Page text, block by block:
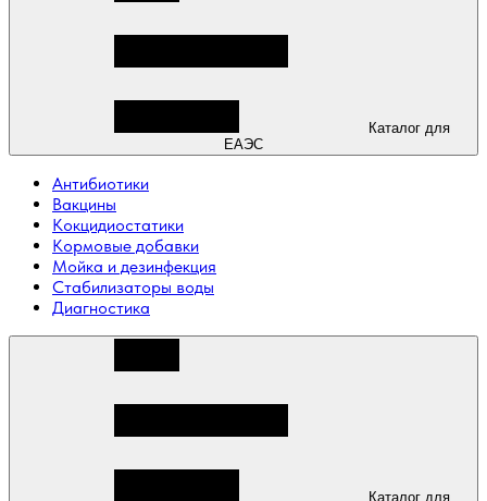
ЕАЭС
Антибиотики
Вакцины
Кокцидиостатики
Кормовые добавки
Мойка и дезинфекция
Стабилизаторы воды
Диагностика